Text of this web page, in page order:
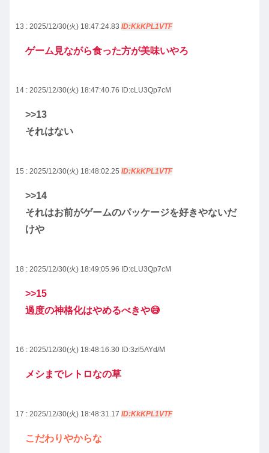
13 : 2025/12/30(火) 18:47:24.83 ID:KkKPL1VTF
ゲーム見ながら食った方が美味いやろ
14 : 2025/12/30(火) 18:47:40.76 ID:cLU3Qp7cM
>>13
それはない
15 : 2025/12/30(火) 18:48:02.25 ID:KkKPL1VTF
>>14
それはお前がゲームのパッケージを好きやないだ
けや
18 : 2025/12/30(火) 18:49:05.96 ID:cLU3Qp7cM
>>15
過度の神格化はやめるべきや😅
16 : 2025/12/30(火) 18:48:16.30 ID:3zl5AYd/M
メシまでレトロなの草
17 : 2025/12/30(火) 18:48:31.17 ID:KkKPL1VTF
こだわりやからな